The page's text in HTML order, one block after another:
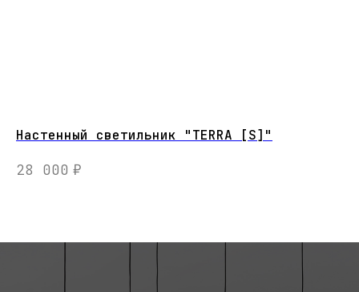
Настенный светильник "TERRA [S]"
28 000 ₽